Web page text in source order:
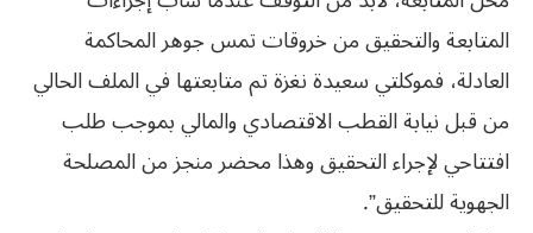
المتابعة والتحقيق من خروقات تمس جوهر المحاكمة
العادلة، فموكلتي سعيدة نغزة تم متابعتها في الملف الحالي
من قبل نيابة القطب الاقتصادي والمالي بموجب طلب
افتتاحي لإجراء التحقيق وهذا محضر منجز من المصلحة
الجهوية للتحقيق”.